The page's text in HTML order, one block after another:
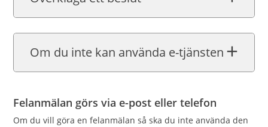
Om du inte kan använda e-tjänsten
Felanmälan görs via e-post eller telefon
Om du vill göra en felanmälan så ska du inte använda den